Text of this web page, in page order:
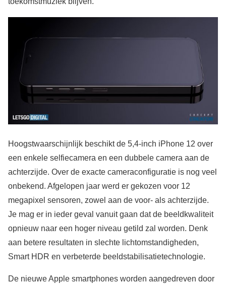
Hoogstwaarschijnlijk beschikt de 5,4-inch iPhone 12 over
een enkele selfiecamera en een dubbele camera aan de
achterzijde. Over de exacte cameraconfiguratie is nog veel
onbekend. Afgelopen jaar werd er gekozen voor 12
megapixel sensoren, zowel aan de voor- als achterzijde.
Je mag er in ieder geval vanuit gaan dat de beeldkwaliteit
opnieuw naar een hoger niveau getild zal worden. Denk
aan betere resultaten in slechte lichtomstandigheden,
Smart HDR en verbeterde beeldstabilisatietechnologie.
De nieuwe Apple smartphones worden aangedreven door